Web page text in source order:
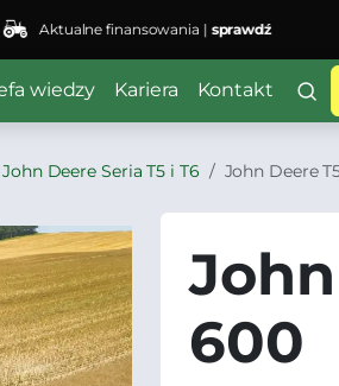
finansowania |sprawdź
wiedzy Kariera Kontakt
John Deere Seria T5 i T6 John Deere
600